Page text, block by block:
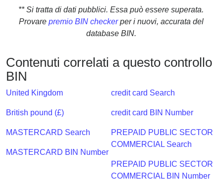
IP
BIN
Checker
/
** Si tratta di dati pubblici. Essa può essere superata.
Provare premio BIN checkerper i nuovi, accurata del
database BIN.
Contenuti correlati a questo controllo
BIN
United Kingdom
British pound (£)
MASTERCARD Search
MASTERCARD BIN Number
credit card Search
credit card BIN Number
PREPAID PUBLIC SECTOR
COMMERCIAL Search
PREPAID PUBLIC SECTOR
COMMERCIAL BIN Number